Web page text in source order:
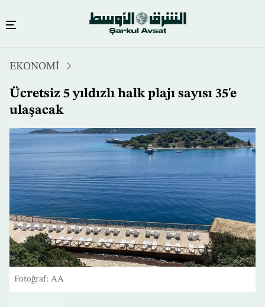
atla
EKONOMİ
Ücretsiz 5 yıldızlı halk plajı sayısı 35'e
ulaşacak
Fotoğraf: AA